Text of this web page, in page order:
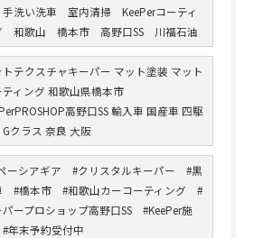
洗い洗車 室内清掃 KeePerコーティ
和歌山 橋本市 高野口SS 川福石油
トテクスチャキーパー マット塗装 マット
ティング 和歌山県橋本市
高野口SS 輸入車 国産車 四駆
Gクラス 奈良 大阪
ーシアギア #クリスタルキーパー #黒
#橋本市 #和歌山カーコーティング #
パープロショップ高野口SS #KeePer施
年末予約受付中